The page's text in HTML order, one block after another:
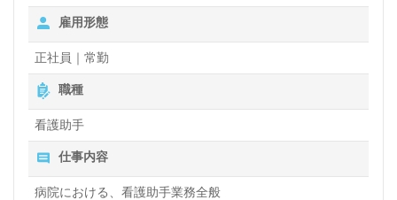
雇用形態
正社員｜常勤
職種
看護助手
仕事内容
病院における、看護助手業務全般